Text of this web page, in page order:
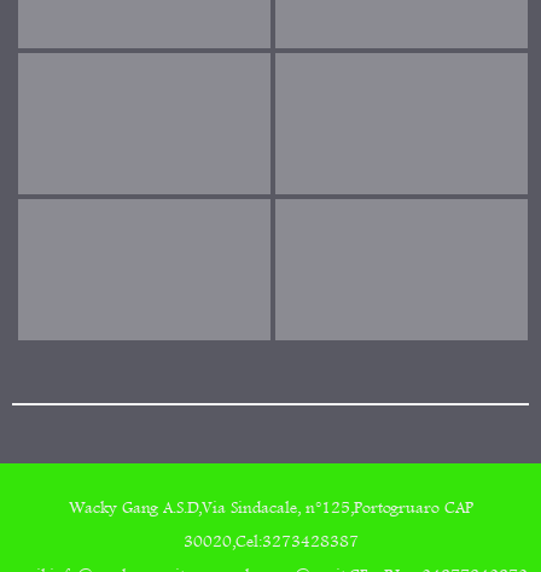
Wacky Gang A.S.D,Via Sindacale, n°125,Portogruaro CAP
30020,Cel:3273428387